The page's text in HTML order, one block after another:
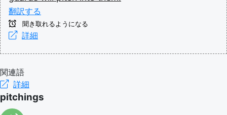
翻訳する
聞き取れるようになる
詳細
関連語
詳細
pitchings